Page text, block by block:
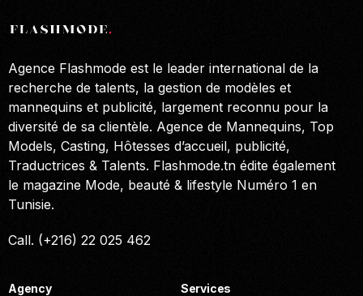
Agence Flashmode est le leader international de la
recherche de talents, la gestion de modèles et
mannequins et publicité, largement reconnu pour la
diversité de sa clientèle. Agence de Mannequins, Top
Models, Casting, Hôtesses d’accueil, publicité,
Traductrices & Talents. Flashmode.tn édite également
le magazine Mode, beauté & lifestyle Numéro 1 en
Tunisie.
Call. (+216) 22 025 462
Agency Services